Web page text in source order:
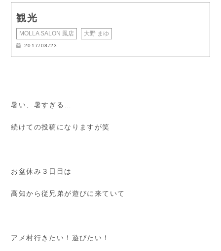
観光
MOLLA SALON 鳳店 大野 まゆ
2017/08/23
暑い、暑すぎる…
続けての投稿になりますが笑
お盆休み３日目は
高知から従兄弟が遊びに来ていて
アメ村行きたい！遊びたい！